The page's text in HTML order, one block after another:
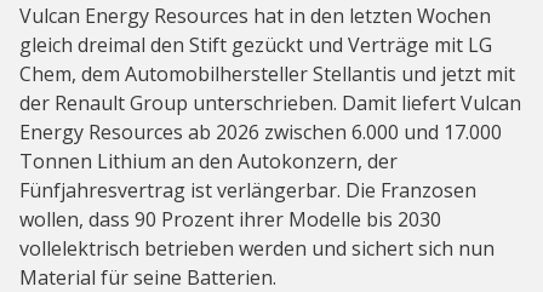
Vulcan Energy Resources hat in den letzten Wochen
gleich dreimal den Stift gezückt und Verträge mit LG
Chem, dem Automobilhersteller Stellantis und jetzt mit
der Renault Group unterschrieben. Damit liefert Vulcan
Energy Resources ab 2026 zwischen 6.000 und 17.000
Tonnen Lithium an den Autokonzern, der
Fünfjahresvertrag ist verlängerbar. Die Franzosen
wollen, dass 90 Prozent ihrer Modelle bis 2030
vollelektrisch betrieben werden und sichert sich nun
Material für seine Batterien.